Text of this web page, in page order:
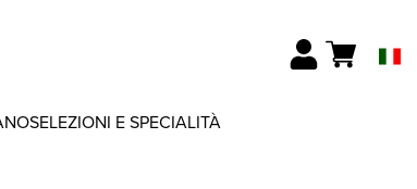
SELEZIONI E SPECIALITÀ